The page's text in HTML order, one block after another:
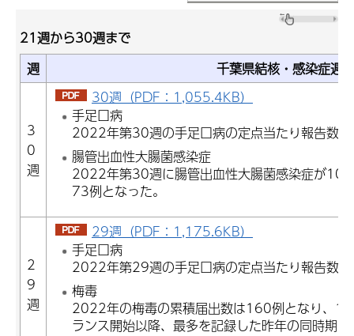
21週から30週まで
週
千葉県結核・感染症週
3
0
週
30週（PDF：1,055.4KB）
手足口病
2022年第30週の手足口病の定点当たり報告数
腸管出血性大腸菌感染症
2022年第30週に腸管出血性大腸菌感染症が10
73例となった。
2
9
週
29週（PDF：1,175.6KB）
手足口病
2022年第29週の手足口病の定点当たり報告数
梅毒
2022年の梅毒の累積届出数は160例となり、
ランス開始以降、最多を記録した昨年の同時期